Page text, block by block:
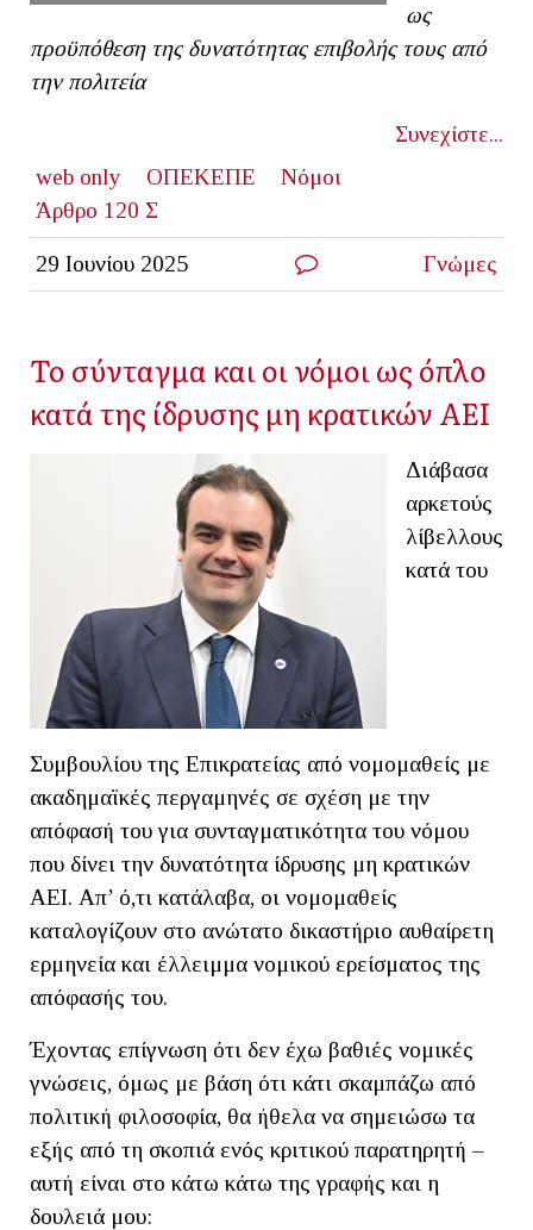
ως
προϋπόθεση της δυνατότητας επιβολής τους από
την πολιτεία
Συνεχίστε...
web only
ΟΠΕΚΕΠΕ
Νόμοι
Άρθρο 120 Σ
29 Ιουνίου 2025 Γνώμες
Το σύνταγμα και οι νόμοι ως όπλο
κατά της ίδρυσης μη κρατικών ΑΕΙ
Διάβασα
αρκετούς
λίβελλους
κατά του
Συμβουλίου της Επικρατείας από νομομαθείς με
ακαδημαϊκές περγαμηνές σε σχέση με την
απόφασή του για συνταγματικότητα του νόμου
που δίνει την δυνατότητα ίδρυσης μη κρατικών
ΑΕΙ. Απ’ ό,τι κατάλαβα, οι νομομαθείς
καταλογίζουν στο ανώτατο δικαστήριο αυθαίρετη
ερμηνεία και έλλειμμα νομικού ερείσματος της
απόφασής του.
Έχοντας επίγνωση ότι δεν έχω βαθιές νομικές
γνώσεις, όμως με βάση ότι κάτι σκαμπάζω από
πολιτική φιλοσοφία, θα ήθελα να σημειώσω τα
εξής από τη σκοπιά ενός κριτικού παρατηρητή –
αυτή είναι στο κάτω κάτω της γραφής και η
δουλειά μου: